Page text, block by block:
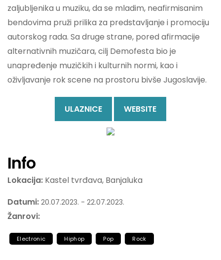
zaljubljenika u muziku, da se mladim, neafirmisanim
bendovima pruži prilika za predstavljanje i promociju
autorskog rada. Sa druge strane, pored afirmacije
alternativnih muzičara, cilj Demofesta bio je
unapređenje muzičkih i kulturnih normi, kao i
oživljavanje rok scene na prostoru bivše Jugoslavije.
ULAZNICE WEBSITE
Info
Lokacija: Kastel tvrđava, Banjaluka
Datumi: 20.07.2023. - 22.07.2023.
Žanrovi:
Electronic Hiphop Pop Rock